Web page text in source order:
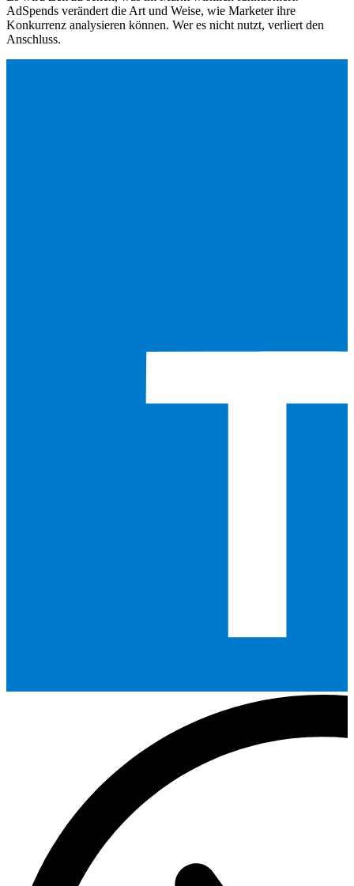
AdSpends verändert die Art und Weise, wie Marketer ihre
Konkurrenz analysieren können. Wer es nicht nutzt, verliert den
Anschluss.